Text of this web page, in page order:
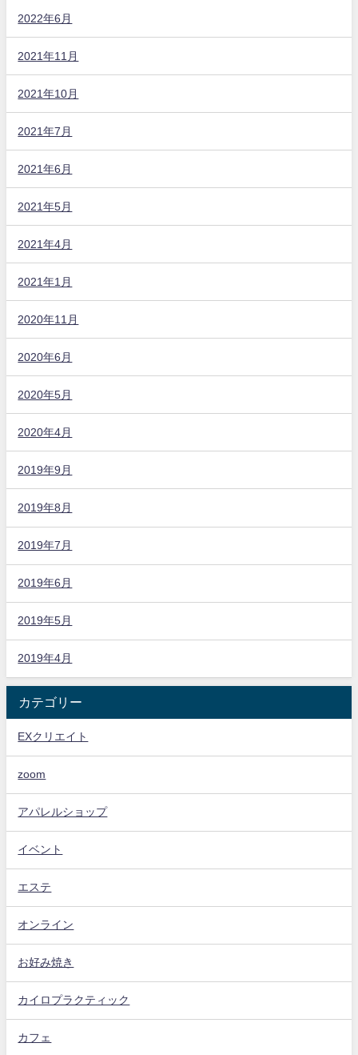
2022年6月
2021年11月
2021年10月
2021年7月
2021年6月
2021年5月
2021年4月
2021年1月
2020年11月
2020年6月
2020年5月
2020年4月
2019年9月
2019年8月
2019年7月
2019年6月
2019年5月
2019年4月
カテゴリー
EXクリエイト
zoom
アパレルショップ
イベント
エステ
オンライン
お好み焼き
カイロプラクティック
カフェ